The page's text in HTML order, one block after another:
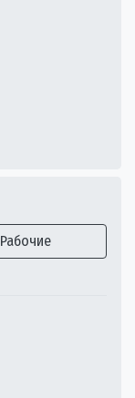
Рабочие